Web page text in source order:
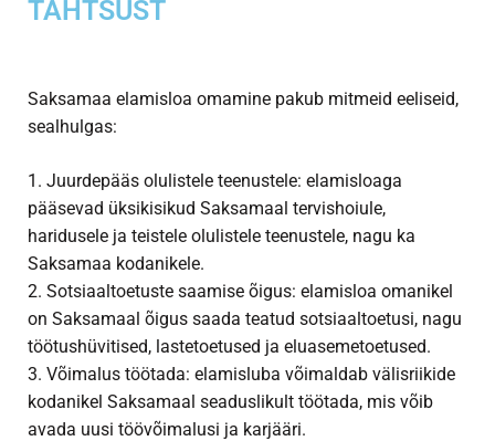
TÄHTSUST
Saksamaa elamisloa omamine pakub mitmeid eeliseid,
sealhulgas:
1. Juurdepääs olulistele teenustele: elamisloaga
pääsevad üksikisikud Saksamaal tervishoiule,
haridusele ja teistele olulistele teenustele, nagu ka
Saksamaa kodanikele.
2. Sotsiaaltoetuste saamise õigus: elamisloa omanikel
on Saksamaal õigus saada teatud sotsiaaltoetusi, nagu
töötushüvitised, lastetoetused ja eluasemetoetused.
3. Võimalus töötada: elamisluba võimaldab välisriikide
kodanikel Saksamaal seaduslikult töötada, mis võib
avada uusi töövõimalusi ja karjääri.